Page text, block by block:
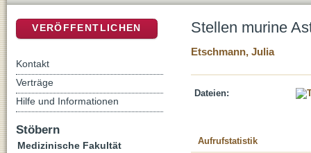
Stellen murine
Etschmann, Julia
Dateien:
Aufrufstatistik
VERÖFFENTLICHEN
Kontakt
Verträge
Hilfe und Informationen
Stöbern
Medizinische Fakultät